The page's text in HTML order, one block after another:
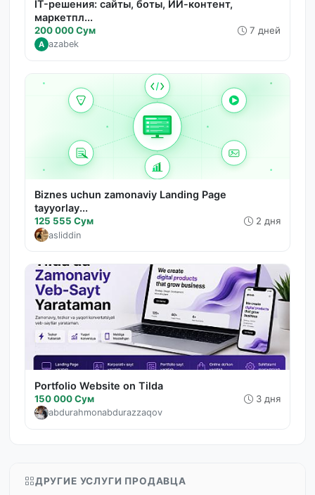
IT-решения: сайты, боты, ИИ-контент,
маркетпл...
200 000 Сум 7 дней
A azabek
Biznes uchun zamonaviy Landing Page
tayyorlay...
125 555 Сум 2 дня
asliddin
Portfolio Website on Tilda
150 000 Сум 3 дня
abdurahmonabdurazzaqov
ДРУГИЕ УСЛУГИ ПРОДАВЦА